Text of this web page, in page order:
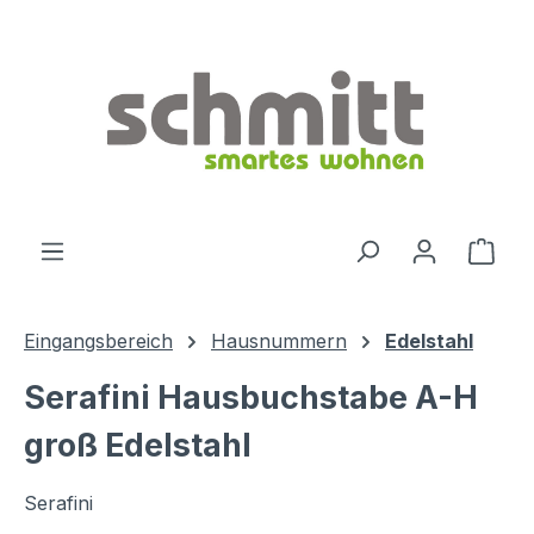
Eingangsbereich Hausnummern Edelstahl
Serafini Hausbuchstabe A-H
groß Edelstahl
Serafini